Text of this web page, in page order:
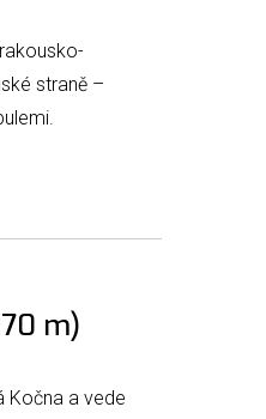
straně –
m)
Kočna a vede